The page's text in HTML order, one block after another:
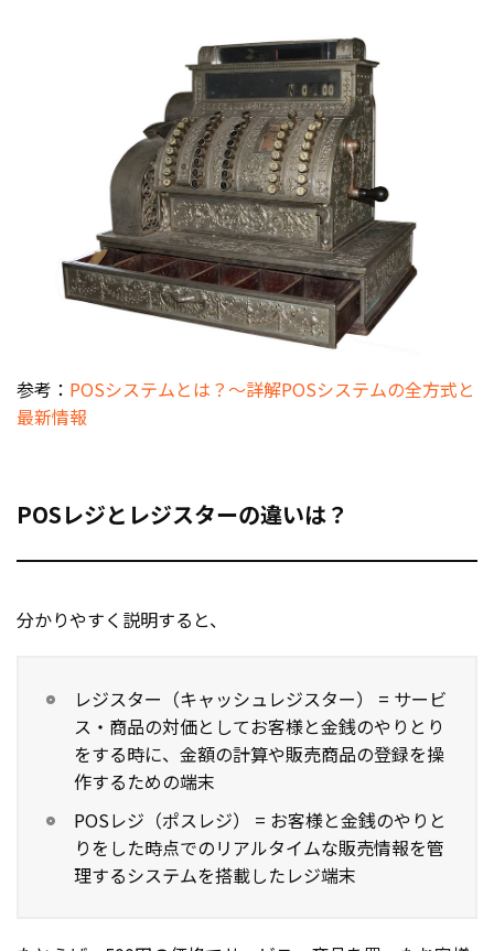
参考： POSシステムとは？～詳解POSシステムの全方式と
最新情報
POSレジとレジスターの違いは？
分かりやすく説明すると、
レジスター（キャッシュレジスター） = サービ
ス・商品の対価としてお客様と金銭のやりとり
をする時に、金額の計算や販売商品の登録を操
作するための端末
POSレジ（ポスレジ） = お客様と金銭のやりと
りをした時点でのリアルタイムな販売情報を管
理するシステムを搭載したレジ端末